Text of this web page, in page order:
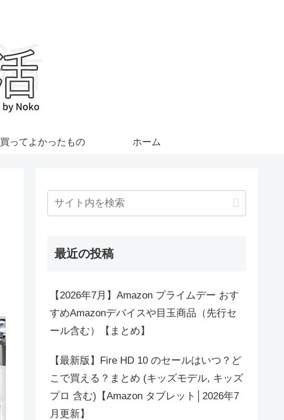
買ってよかったもの ホーム
最近の投稿
【2026年7月】Amazon プライムデー おす
すめAmazonデバイスや目玉商品（先行セ
ール含む）【まとめ】
【最新版】Fire HD 10 のセールはいつ？ど
こで買える？まとめ (キッズモデル, キッズ
プロ 含む)【Amazon タブレット│2026年7
月更新】